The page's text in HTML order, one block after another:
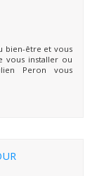
bien-être et vous
vous installer ou
Peron vous